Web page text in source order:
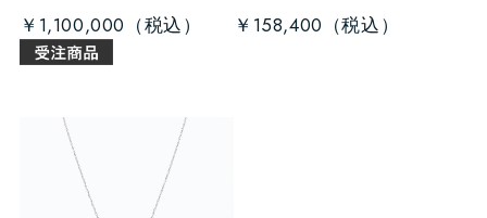
￥1,100,000
￥158,400